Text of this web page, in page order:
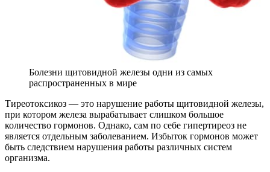
Болезни щитовидной железы одни из самых
распространенных в мире
Тиреотоксикоз — это нарушение работы щитовидной железы,
при котором железа вырабатывает слишком большое
количество гормонов. Однако, сам по себе гипертиреоз не
является отдельным заболеванием. Избыток гормонов может
быть следствием нарушения работы различных систем
организма.